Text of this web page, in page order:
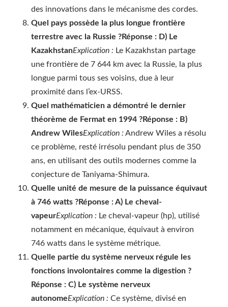
des innovations dans le mécanisme des cordes.
Quel pays possède la plus longue frontière
terrestre avec la Russie ?Réponse : D) Le
KazakhstanExplication : Le Kazakhstan partage
une frontière de 7 644 km avec la Russie, la plus
longue parmi tous ses voisins, due à leur
proximité dans l’ex-URSS.
Quel mathématicien a démontré le dernier
théorème de Fermat en 1994 ?Réponse : B)
Andrew WilesExplication : Andrew Wiles a résolu
ce problème, resté irrésolu pendant plus de 350
ans, en utilisant des outils modernes comme la
conjecture de Taniyama-Shimura.
Quelle unité de mesure de la puissance équivaut
à 746 watts ?Réponse : A) Le cheval-
vapeurExplication : Le cheval-vapeur (hp), utilisé
notamment en mécanique, équivaut à environ
746 watts dans le système métrique.
Quelle partie du système nerveux régule les
fonctions involontaires comme la digestion ?
Réponse : C) Le système nerveux
autonomeExplication : Ce système, divisé en